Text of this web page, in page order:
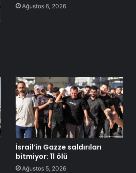
Ağustos 6, 2026
İsrail’in Gazze saldırıları
bitmiyor: 11 ölü
Ağustos 5, 2026